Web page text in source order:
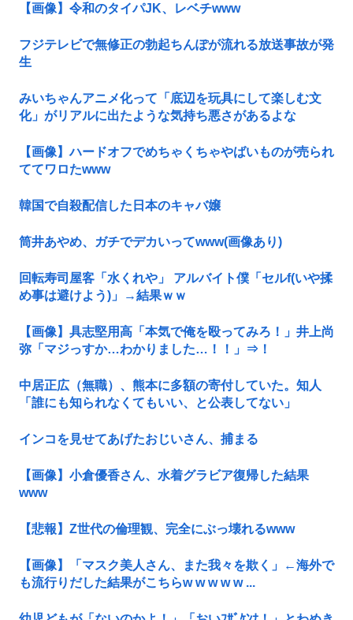
【画像】令和のタイパJK、レベチwww
フジテレビで無修正の勃起ちんぽが流れる放送事故が発
生
みいちゃんアニメ化って「底辺を玩具にして楽しむ文
化」がリアルに出たような気持ち悪さがあるよな
【画像】ハードオフでめちゃくちゃやばいものが売られ
ててワロたwww
韓国で自殺配信した日本のキャバ嬢
筒井あやめ、ガチでデカいってwww(画像あり)
回転寿司屋客「水くれや」 アルバイト僕「セルf(いや揉
め事は避けよう)」→結果ｗｗ
【画像】具志堅用高「本気で俺を殴ってみろ！」井上尚
弥「マジっすか…わかりました…！！」⇒！
中居正広（無職）、熊本に多額の寄付していた。知人
「誰にも知られなくてもいい、と公表してない」
インコを見せてあげたおじいさん、捕まる
【画像】小倉優香さん、水着グラビア復帰した結果
www
【悲報】Z世代の倫理観、完全にぶっ壊れるwww
【画像】「マスク美人さん、また我々を欺く」←海外で
も流行りだした結果がこちらw w w w w ...